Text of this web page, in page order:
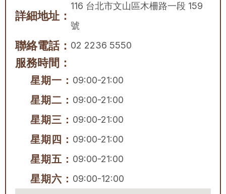
詳細地址：
116 台北市文山區木柵路一段 159
號
聯絡電話： 02 2236 5550
服務時間：
星期一： 09:00-21:00
星期二： 09:00-21:00
星期三： 09:00-21:00
星期四： 09:00-21:00
星期五： 09:00-21:00
星期六： 09:00-12:00